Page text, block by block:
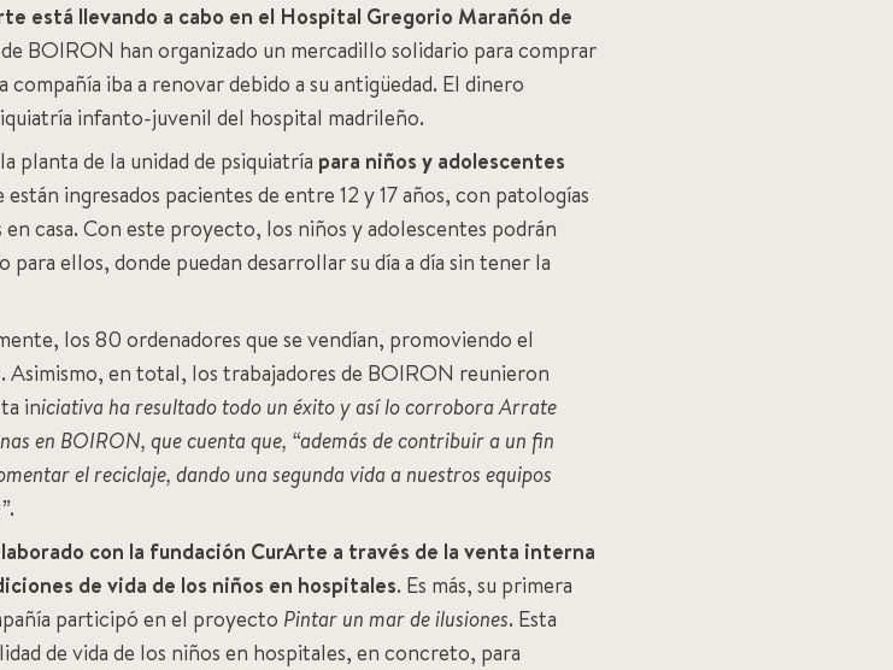
está llevando a cabo en el Hospital Gregorio Marañón de
BOIRON han organizado un mercadillo solidario para comprar
iba a renovar debido a su antigüedad. El dinero
infanto-juvenil del hospital madrileño.
planta de la unidad de psiquiatría para niños y adolescentes
están ingresados pacientes de entre 12 y 17 años, con patologías
casa. Con este proyecto, los niños y adolescentes podrán
ellos, donde puedan desarrollar su día a día sin tener la
los 80 ordenadores que se vendían, promoviendo el
Asimismo, en total, los trabajadores de BOIRON reunieron
iniciativa ha resultado todo un éxito y así lo corrobora Arrate
en BOIRON, que cuenta que, “además de contribuir a un fin
el reciclaje, dando una segunda vida a nuestros equipos
.
con la fundación CurArte a través de la venta interna
de vida de los niños en hospitales. Es más, su primera
participó en el proyecto Pintar un mar de ilusiones. Esta
de vida de los niños en hospitales, en concreto, para